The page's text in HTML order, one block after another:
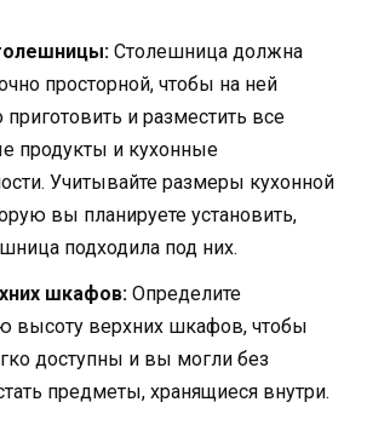
Столешница должна
просторной, чтобы на ней
и разместить все
продукты и кухонные
Учитывайте размеры кухонной
вы планируете установить,
подходила под них.
шкафов: Определите
высоту верхних шкафов, чтобы
доступны и вы могли без
предметы, хранящиеся внутри.